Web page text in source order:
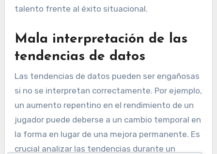
talento frente al éxito situacional.
Mala interpretación de las
tendencias de datos
Las tendencias de datos pueden ser engañosas
si no se interpretan correctamente. Por ejemplo,
un aumento repentino en el rendimiento de un
jugador puede deberse a un cambio temporal en
la forma en lugar de una mejora permanente. Es
crucial analizar las tendencias durante un